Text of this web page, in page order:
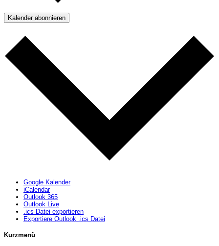
Kalender abonnieren
Google Kalender
iCalendar
Outlook 365
Outlook Live
.ics-Datei exportieren
Exportiere Outlook .ics Datei
Kurzmenü